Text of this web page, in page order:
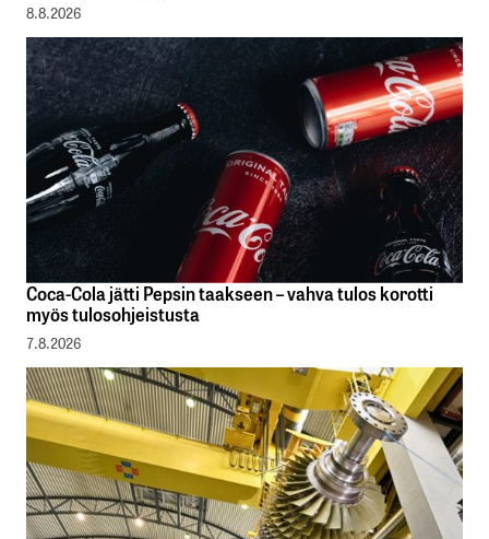
8.8.2026
Coca-Cola jätti Pepsin taakseen – vahva tulos korotti
myös tulosohjeistusta
7.8.2026